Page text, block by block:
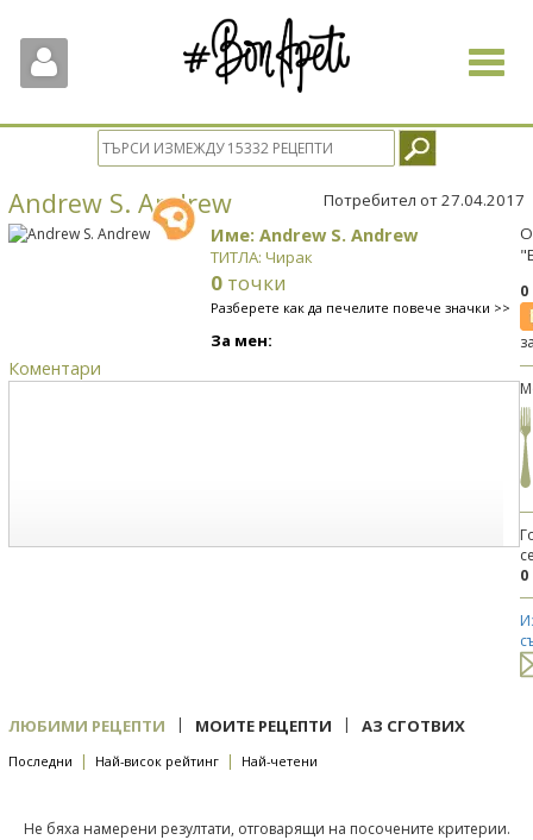
Toggle
Andrew S. Andrew Потребител от 27.04.2017
Име: Andrew S. Andrew
ТИТЛА: Чирак
0 точки
Разберете как да печелите повече значки >>
За мен:
Коментари
0
ЛЮБИМИ РЕЦЕПТИ | МОИТЕ РЕЦЕПТИ | АЗ СГОТВИХ
Последни | Най-висок рейтинг | Най-четени
Не бяха намерени резултати, отговарящи на посочените критерии.